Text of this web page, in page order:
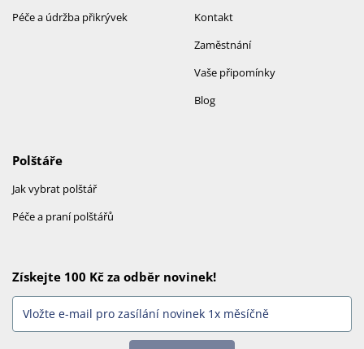
Kontakt
Zaměstnání
Vaše připomínky
Blog
Péče a údržba přikrývek
Polštáře
Jak vybrat polštář
Péče a praní polštářů
Získejte 100 Kč za odběr novinek!